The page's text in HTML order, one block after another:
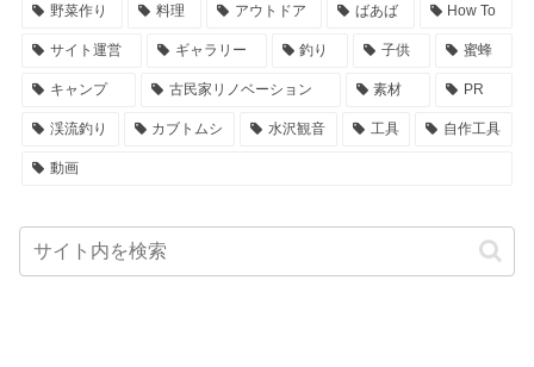
野菜作り 料理 アウトドア ばあば How To
サイト運営 ギャラリー 釣り 子供 蜜蜂
キャンプ 古民家リノベーション 素材 PR
渓流釣り カブトムシ 水沢観音 工具 自作工具
動画